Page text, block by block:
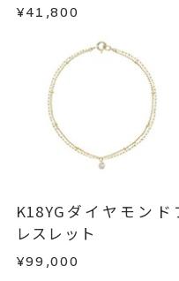
・受注生産となる場
目安日数を頂戴し、
※お急ぎの方はご注
い。事前に現在の納
お届け予定日はご注
詳しくはこちら
・販売期間が限定さ
・過度な交換・返品
商品の品質には万全
不良品の場合、また
は、早急に商品を交
はお問い合わせフォ
この場合の返送料は
で、着払いにてご返送
詳細はこちら
¥41,800
K18YGダイヤモンド
レスレット
¥99,000